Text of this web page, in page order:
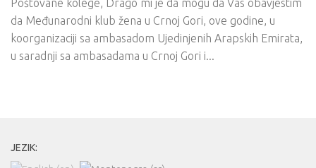
Poštovane kolege, Drago mi je da mogu da Vas obavjestim
da Međunarodni klub žena u Crnoj Gori, ove godine, u
koorganizaciji sa ambasadom Ujedinjenih Arapskih Emirata,
u saradnji sa ambasadama u Crnoj Gori i...
JEZIK: